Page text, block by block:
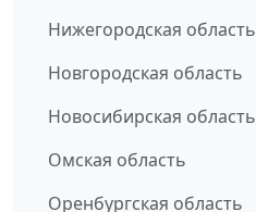
Нижегородская область
Новгородская область
Новосибирская область
Омская область
Оренбургская область